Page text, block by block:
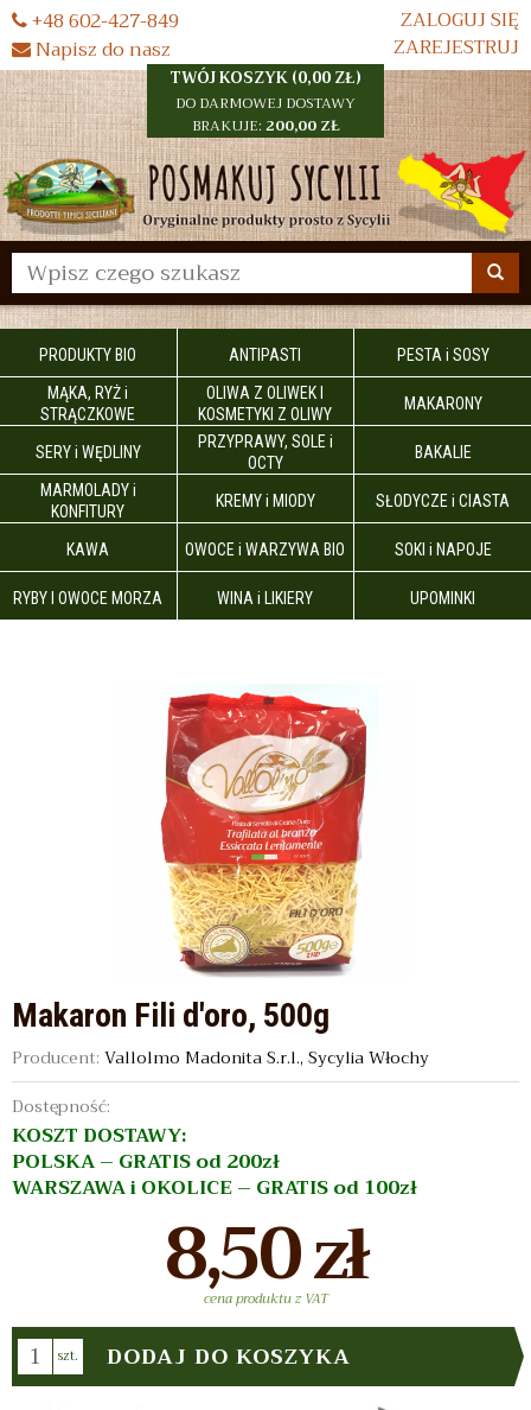
+48 602-427-849
Napisz do nasz
ZALOGUJ SIĘ
ZAREJESTRUJ
TWÓJ KOSZYK (0,00 ZŁ)
DO DARMOWEJ DOSTAWY
BRAKUJE: 200,00 ZŁ
Wyszukaj
PRODUKTY BIO ANTIPASTI
PESTA i SOSY
MĄKA, RYŻ i
STRĄCZKOWE
OLIWA Z OLIWEK I
KOSMETYKI Z OLIWY
MAKARONY
SERY i WĘDLINY
PRZYPRAWY, SOLE i
OCTY
BAKALIE
MARMOLADY i
KONFITURY
KREMY i MIODY SŁODYCZE i CIASTA
KAWA OWOCE i WARZYWA BIO SOKI i NAPOJE
RYBY I OWOCE MORZA WINA i LIKIERY UPOMINKI
Makaron Fili d'oro, 500g
Producent: Vallolmo Madonita S.r.l., Sycylia Włochy
Dostępność:
KOSZT DOSTAWY:
POLSKA – GRATIS od 200zł
WARSZAWA i OKOLICE – GRATIS od 100zł
8,50 zł
cena produktu z VAT
DODAJ DO KOSZYKA
szt.